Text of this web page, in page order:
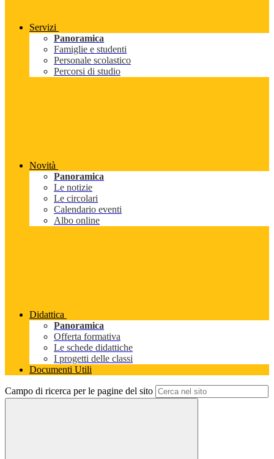
Servizi
Panoramica
Famiglie e studenti
Personale scolastico
Percorsi di studio
Novità
Panoramica
Le notizie
Le circolari
Calendario eventi
Albo online
Didattica
Panoramica
Offerta formativa
Le schede didattiche
I progetti delle classi
Documenti Utili
Campo di ricerca per le pagine del sito